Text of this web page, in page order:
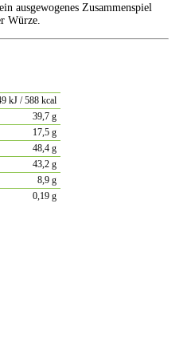
ausgewogenes Zusammenspiel
Würze.
kJ / 588 kcal
39,7 g
17,5 g
48,4 g
43,2 g
8,9 g
0,19 g